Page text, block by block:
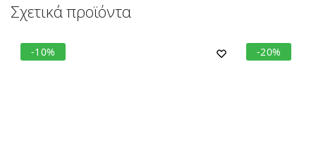
Σχετικά προϊόντα
-10% -20%